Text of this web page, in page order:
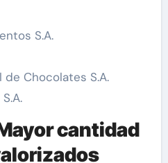
S.A.
de Chocolates S.A.
cantidad